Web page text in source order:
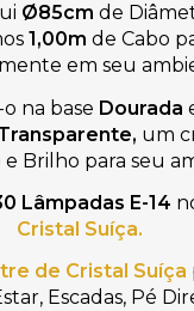
Ø85cm de
1,00m de Cabo
em seu
na base Dourada
um
e Brilho para seu
Lâmpadas E-14
Cristal Suíça.
de Cristal Suíça
Escadas, Pé